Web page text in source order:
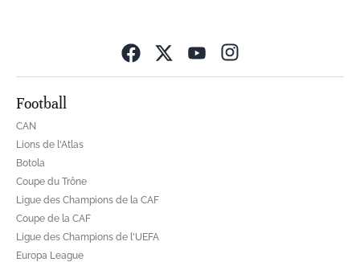
Football
CAN
Lions de l'Atlas
Botola
Coupe du Trône
Ligue des Champions de la CAF
Coupe de la CAF
Ligue des Champions de l'UEFA
Europa League